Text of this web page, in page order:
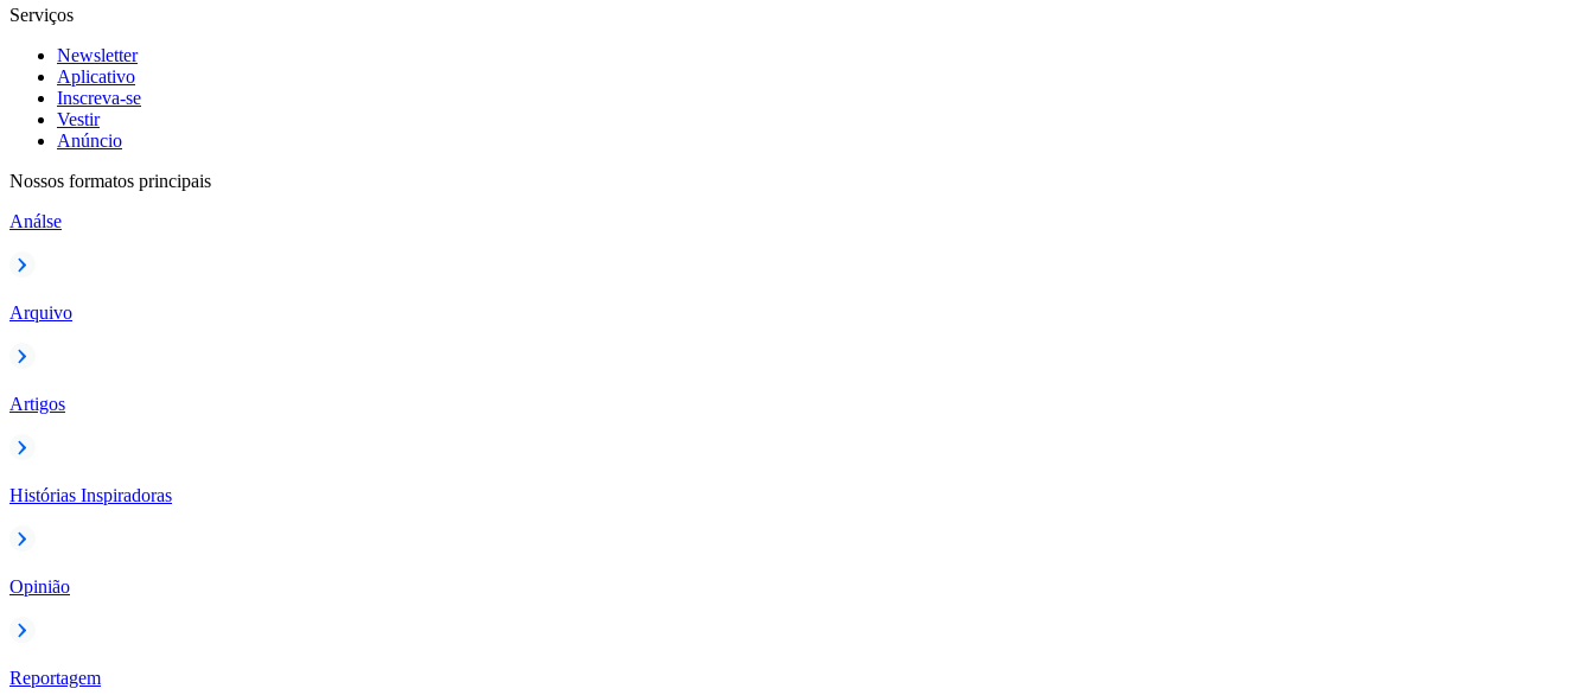
Serviços
Newsletter
Aplicativo
Inscreva-se
Vestir
Anúncio
Nossos formatos principais
Análse
Arquivo
Artigos
Histórias Inspiradoras
Opinião
Reportagem